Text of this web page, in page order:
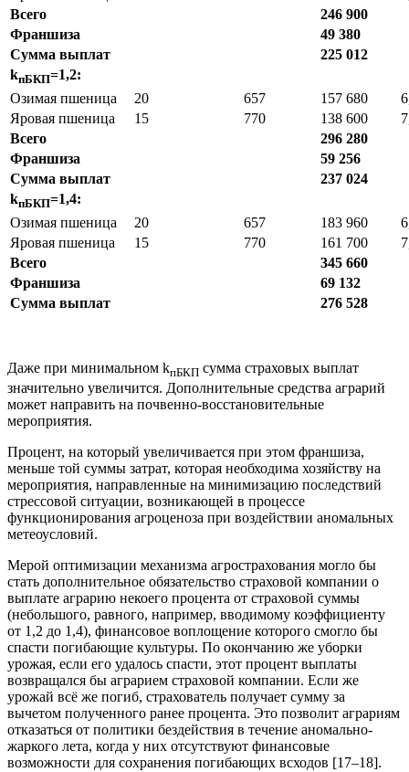
Всего
246 900
Франшиза
49 380
Сумма выплат
225 012
kпБКП=1,2:
Озимая пшеница
20 657 157 680
Яровая пшеница
15 770 138 600
Всего
296 280
Франшиза
59 256
Сумма выплат
237 024
kпБКП=1,4:
Озимая пшеница
20 657 183 960
Яровая пшеница
15 770 161 700
Всего
345 660
Франшиза
69 132
Сумма выплат
276 528
Даже при минимальном kпБКП сумма страховых выплат
значительно увеличится. Дополнительные средства аграрий
может направить на почвенно-восстановительные
мероприятия.
Процент, на который увеличивается при этом франшиза,
меньше той суммы затрат, которая необходима хозяйству на
мероприятия, направленные на минимизацию последствий
стрессовой ситуации, возникающей в процессе
функционирования агроценоза при воздействии аномальных
метеоусловий.
Мерой оптимизации механизма агрострахования могло бы
стать дополнительное обязательство страховой компании о
выплате аграрию некоего процента от страховой суммы
(небольшого, равного, например, вводимому коэффициенту
от 1,2 до 1,4), финансовое воплощение которого смогло бы
спасти погибающие культуры. По окончанию же уборки
урожая, если его удалось спасти, этот процент выплаты
возвращался бы аграрием страховой компании. Если же
урожай всё же погиб, страхователь получает сумму за
вычетом полученного ранее процента. Это позволит аграриям
отказаться от политики бездействия в течение аномально-
жаркого лета, когда у них отсутствуют финансовые
возможности для сохранения погибающих всходов [17–18].